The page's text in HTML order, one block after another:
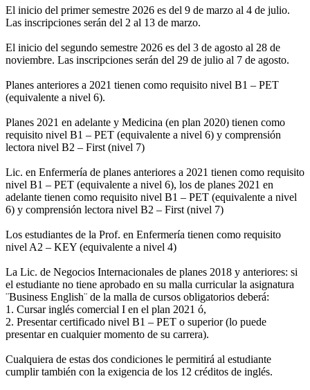
El inicio del primer semestre 2026 es del 9 de marzo al 4 de julio.
Las inscripciones serán del 2 al 13 de marzo.
El inicio del segundo semestre 2026 es del 3 de agosto al 28 de
noviembre. Las inscripciones serán del 29 de julio al 7 de agosto.
Planes anteriores a 2021 tienen como requisito nivel B1 – PET
(equivalente a nivel 6).
Planes 2021 en adelante y Medicina (en plan 2020) tienen como
requisito nivel B1 – PET (equivalente a nivel 6) y comprensión
lectora nivel B2 – First (nivel 7)
Lic. en Enfermería de planes anteriores a 2021 tienen como requisito
nivel B1 – PET (equivalente a nivel 6), los de planes 2021 en
adelante tienen como requisito nivel B1 – PET (equivalente a nivel
6) y comprensión lectora nivel B2 – First (nivel 7)
Los estudiantes de la Prof. en Enfermería tienen como requisito
nivel A2 – KEY (equivalente a nivel 4)
La Lic. de Negocios Internacionales de planes 2018 y anteriores: si
el estudiante no tiene aprobado en su malla curricular la asignatura
¨Business English¨ de la malla de cursos obligatorios deberá:
1. Cursar inglés comercial I en el plan 2021 ó,
2. Presentar certificado nivel B1 – PET o superior (lo puede
presentar en cualquier momento de su carrera).
Cualquiera de estas dos condiciones le permitirá al estudiante
cumplir también con la exigencia de los 12 créditos de inglés.